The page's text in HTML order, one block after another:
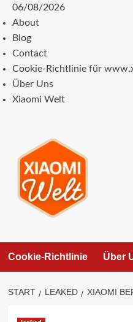
Zum
Inhalt
springen
06/08/2026
About
Blog
Contact
Cookie-Richtlinie für
Über Uns
Xiaomi Welt
Cookie-Richtlinie Über
START LEAKED XIAOMI